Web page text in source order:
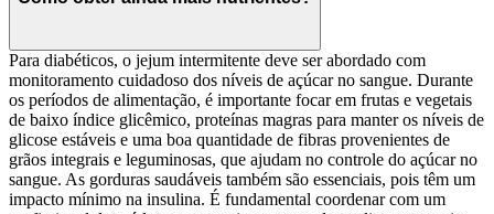
Para diabéticos, o jejum intermitente deve ser abordado com
monitoramento cuidadoso dos níveis de açúcar no sangue. Durante
os períodos de alimentação, é importante focar em frutas e vegetais
de baixo índice glicêmico, proteínas magras para manter os níveis de
glicose estáveis e uma boa quantidade de fibras provenientes de
grãos integrais e leguminosas, que ajudam no controle do açúcar no
sangue. As gorduras saudáveis também são essenciais, pois têm um
impacto mínimo na insulina. É fundamental coordenar com um